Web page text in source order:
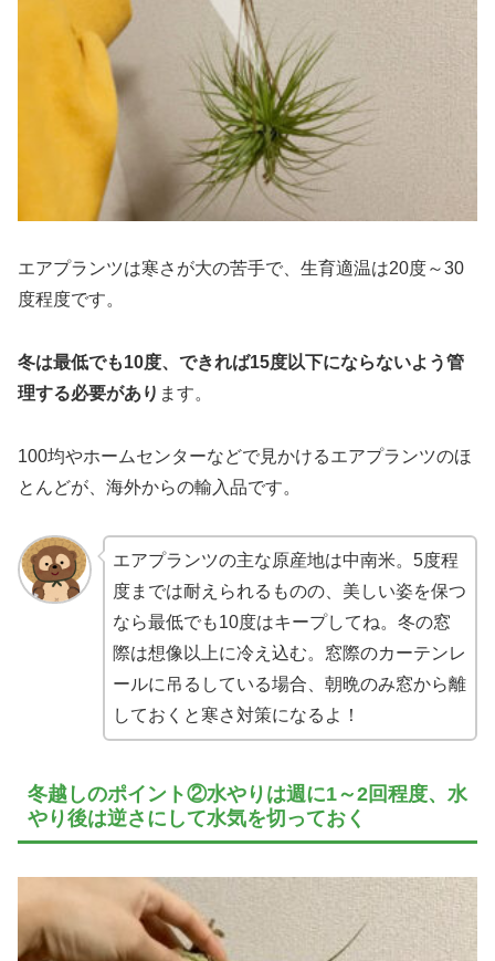
エアプランツは寒さが大の苦手で、生育適温は20度～30
度程度です。
冬は最低でも10度、できれば15度以下にならないよう管
理する必要があり ます。
100均やホームセンターなどで見かけるエアプランツのほ
とんどが、海外からの輸入品です。
エアプランツの主な原産地は中南米。5度程
度までは耐えられるものの、美しい姿を保つ
なら最低でも10度はキープしてね。冬の窓
際は想像以上に冷え込む。窓際のカーテンレ
ールに吊るしている場合、朝晩のみ窓から離
しておくと寒さ対策になるよ！
冬越しのポイント②水やりは週に1～2回程度、水
やり後は逆さにして水気を切っておく